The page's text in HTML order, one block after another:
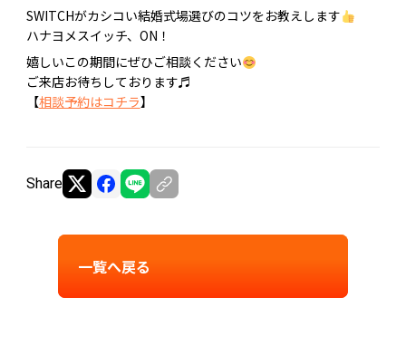
SWITCHがカシコい結婚式場選びのコツをお教えします
ハナヨメスイッチ、ON！
嬉しいこの期間にぜひご相談ください
ご来店お待ちしております♬
【相談予約はコチラ】
Share
一覧へ戻る